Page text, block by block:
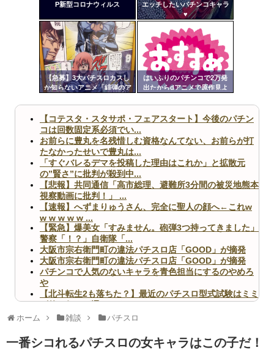
Powered by livedoor 相互RSS
P新型コロナウィルス
エッチしたいパチンコキャラ
♥
【急募】3大パチスロカスし
か知らないアニメ「緋弾のア
ールズ」
はいふりのパチンコで2万発
出たからdアニメで原作見よ
定リ
ンク
自動
更新
ツー
【コテスタ・スタサポ・フェアスタート】今後のパチン
コは回数固定系必須でい...
お前らに豊丸を名残惜しむ資格なんてない、お前らが打
たなかったせいで豊丸は...
「すぐバレるデマを投稿した理由はこれか」と拡散元
の”賢さ”に批判が殺到中...
【悲報】共同通信「高市総理、避難所3分間の被災地熊本
視察動画に批判！」 ...
【速報】へずまりゅうさん、完全に聖人の顔へ←これw
w w w w w ...
【緊急】爆美女「すみません。砲弾3つ持ってきました」
警察「！？」自衛隊「...
大阪市宗右衛門町の違法パチスロ店「GOOD」が摘発
大阪市宗右衛門町の違法パチスロ店「GOOD」が摘発
パチンコで人気のないキャラを青色担当にするのやめろ
や
【北斗転生2も落ちた？】最近のパチスロ型式試験はミミ
ズ的な何かが通りにく...
無職のパチンコカス(22)なんやが、ワイの人生どれくら
AngelBeats!とかいうクソアニメの思い出ｗｗｗ
ホーム 雑談 パチスロ
一番シコれるパチスロの女キャラはこの子だ！